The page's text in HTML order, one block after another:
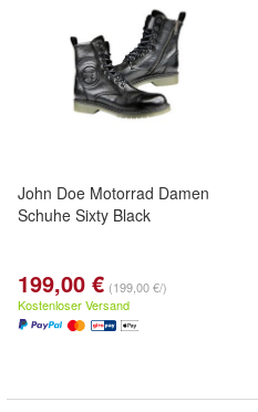
John Doe Motorrad Damen
Schuhe Sixty Black
199,00 € (199,00 €/)
Kostenloser Versand